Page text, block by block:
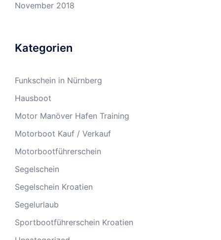
November 2018
Kategorien
Funkschein in Nürnberg
Hausboot
Motor Manöver Hafen Training
Motorboot Kauf / Verkauf
Motorbootführerschein
Segelschein
Segelschein Kroatien
Segelurlaub
Sportbootführerschein Kroatien